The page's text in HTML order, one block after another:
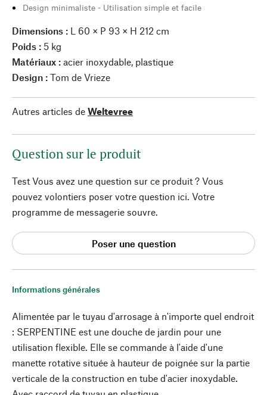
Informations générales
Alimentée par le tuyau d'arrosage à n'importe quel endroit
: SERPENTINE est une douche de jardin pour une
utilisation flexible. Elle se commande à l'aide d'une
manette rotative située à hauteur de poignée sur la partie
verticale de la construction en tube d'acier inoxydable.
Design minimaliste - Utilisation simple et facile
Dimensions : L 60 × P 93 × H 212 cm
Poids : 5 kg
Matériaux : acier inoxydable, plastique
Design : Tom de Vrieze
Autres articles de Weltevree
Question sur le produit
Test Vous avez une question sur ce produit ? Vous
pouvez volontiers poser votre question ici. Votre
programme de messagerie souvre.
Poser une question